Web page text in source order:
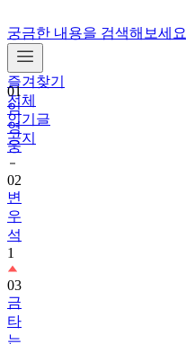
궁금한 내용을 검색해보세요
즐겨찾기
전체
인기글
공지
01
임
영
웅
02
변
우
석
1
03
금
타
는